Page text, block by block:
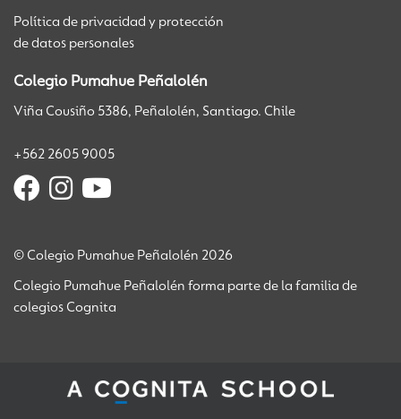
Política de privacidad y protección
de datos personales
Colegio Pumahue Peñalolén
Viña Cousiño 5386, Peñalolén, Santiago. Chile
+562 2605 9005
© Colegio Pumahue Peñalolén 2026
Colegio Pumahue Peñalolén forma parte de la familia de
colegios Cognita